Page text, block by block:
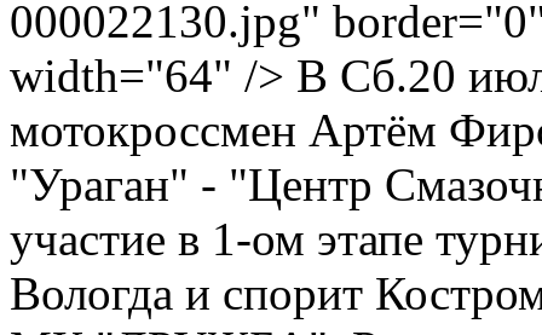
000022130.jpg"
width="64" /> В Сб.20
мотокроссмен Артём
"Ураган" - "Центр
участие в 1-ом этапе
Вологда и спорит